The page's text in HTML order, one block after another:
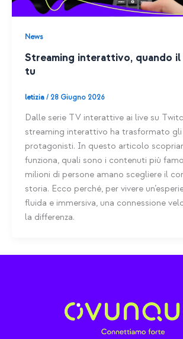
News
Streaming interattivo, quando il
tu
letizia / 28 Giugno 2026
Dalle serie TV interattive ai live su
streaming interattivo ha trasformato
protagonisti. In questo articolo
funziona, quali sono i contenuti più
milioni di persone amano scegliere il
storia. Ecco perché, per vivere
fluida e immersiva, una connessione
la differenza.